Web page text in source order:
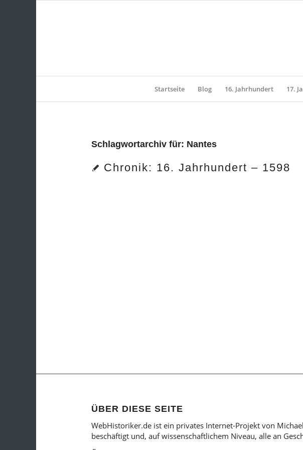
Startseite Blog 16. Jahrhundert 17.
Schlagwortarchiv für: Nantes
Chronik: 16. Jahrhundert – 1598
ÜBER DIESE SEITE
WebHistoriker.de ist ein privates Internet-Projekt von
beschäftigt und, auf wissenschaftlichem Niveau, alle an